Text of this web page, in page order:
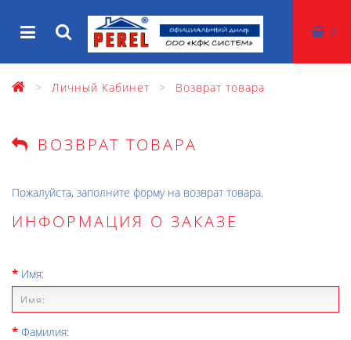
0
Личный Кабинет Возврат товара
ВОЗВРАТ ТОВАРА
Пожалуйста, заполните форму на возврат товара.
ИНФОРМАЦИЯ О ЗАКАЗЕ
Имя:
Фамилия: